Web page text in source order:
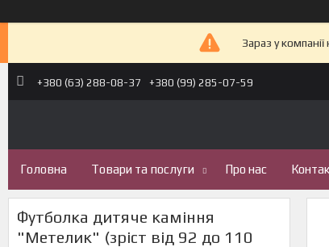
Зараз у
+380 (63) 288-08-37 +380 (99) 285-07-59
Головна Товари та послуги Про нас
Футболка дитяче каміння
"Метелик" (зріст від 92 до 110